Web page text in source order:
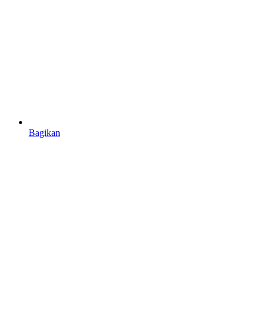
Bagikan